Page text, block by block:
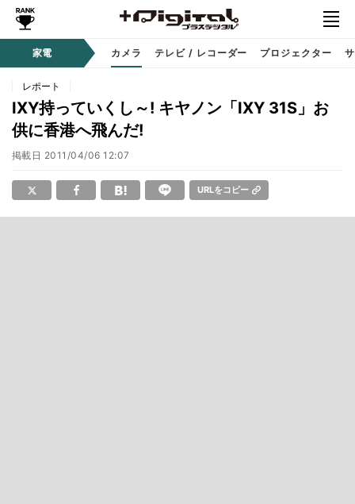
家電 カメラ テレビ / レコーダー プロジェクター
レポート
IXY持っていくし～! キヤノン「IXY 31S」お
供に香港へ飛んだ!
掲載日 2011/04/06 12:07
URLをコピー